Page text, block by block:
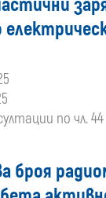
по чл.
броя